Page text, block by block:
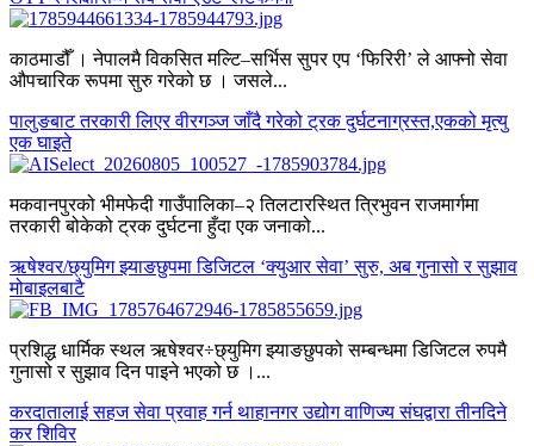
काठमाडौँ । नेपालमै विकसित मल्टि–सर्भिस सुपर एप ‘फिरिरी’ ले आफ्नो सेवा
औपचारिक रूपमा सुरु गरेको छ । जसले...
पालुङबाट तरकारी लिएर वीरगञ्ज जाँदै गरेको ट्रक दुर्घटनाग्रस्त,एकको मृत्यु
एक घाइते
मकवानपुरको भीमफेदी गाउँपालिका–२ तिलटारस्थित त्रिभुवन राजमार्गमा
तरकारी बोकेको ट्रक दुर्घटना हुँदा एक जनाको...
ऋषेश्वर/छ्युमिग झ्याङछुपमा डिजिटल ‘क्युआर सेवा’ सुरु, अब गुनासो र सुझाव
मोबाइलबाटै
प्रशिद्ध धार्मिक स्थल ऋषेश्वर÷छ्युमिग झ्याङछुपको सम्बन्धमा डिजिटल रुपमै
गुनासो र सुझाव दिन पाइने भएको छ ।...
करदातालाई सहज सेवा प्रवाह गर्न थाहानगर उद्योग वाणिज्य संघद्वारा तीनदिने
कर शिविर